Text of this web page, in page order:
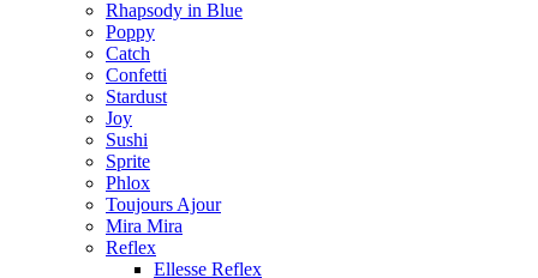
Rhapsody in Blue
Poppy
Catch
Confetti
Stardust
Joy
Sushi
Sprite
Phlox
Toujours Ajour
Mira Mira
Reflex
Ellesse Reflex